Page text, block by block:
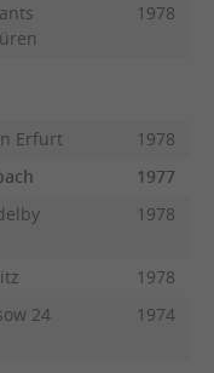
1978
Erfurt
1978
1977
1978
1978
24 1974